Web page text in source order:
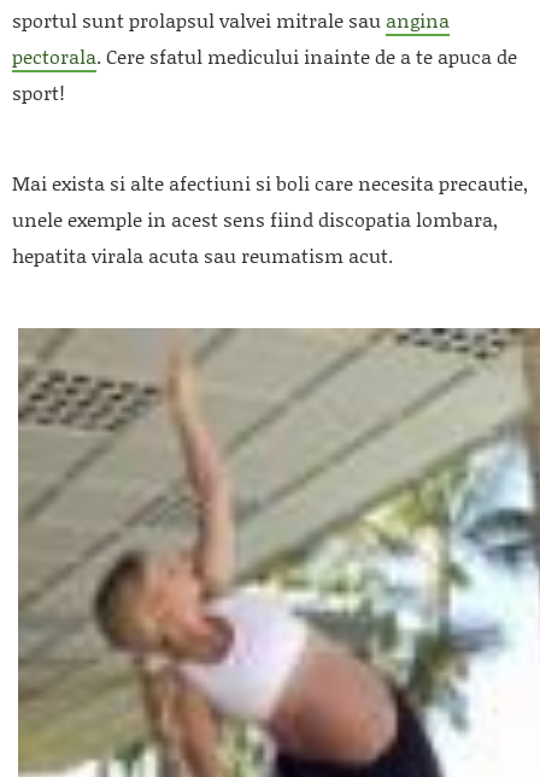
sportul sunt prolapsul valvei mitrale sau angina
pectorala. Cere sfatul medicului inainte de a te apuca de
sport!
Mai exista si alte afectiuni si boli care necesita precautie,
unele exemple in acest sens fiind discopatia lombara,
hepatita virala acuta sau reumatism acut.